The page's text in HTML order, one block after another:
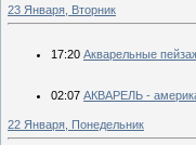
23 Января, Вторник
17:20 Акварельные
02:07 АКВАРЕЛЬ -
22 Января, Понедельник